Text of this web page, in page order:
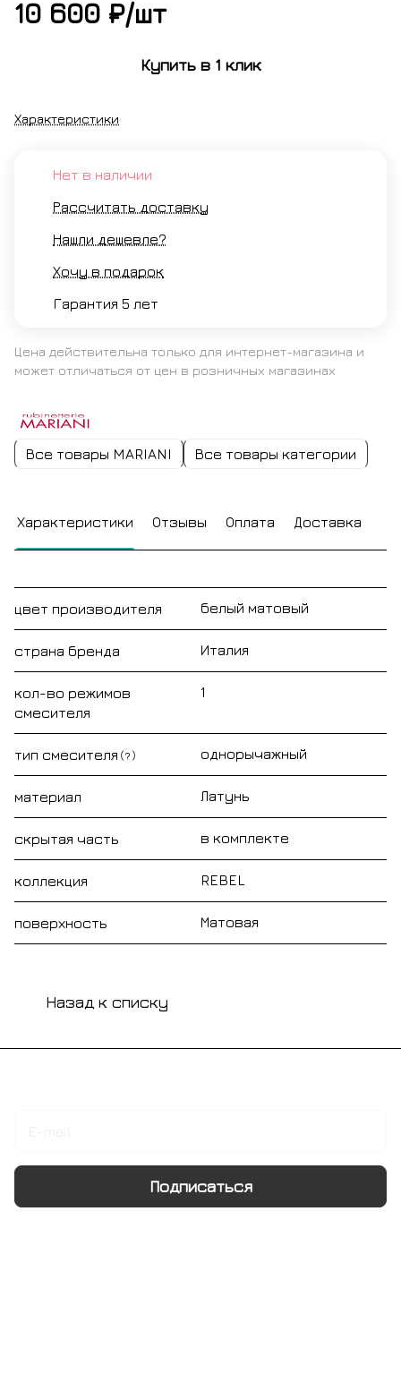
10 600 ₽/шт
Купить в 1 клик
Характеристики
Нет в наличии
Рассчитать доставку
Нашли дешевле?
Хочу в подарок
Гарантия 5 лет
Цена действительна только для интернет-магазина и
может отличаться от цен в розничных магазинах
Все товары MARIANI Все товары категории
Характеристики Отзывы Оплата Доставка
цвет производителя белый матовый
страна бренда Италия
кол-во режимов
смесителя
1
тип смесителя ? однорычажный
материал Латунь
скрытая часть в комплекте
коллекция REBEL
поверхность Матовая
Назад к списку
Подписаться